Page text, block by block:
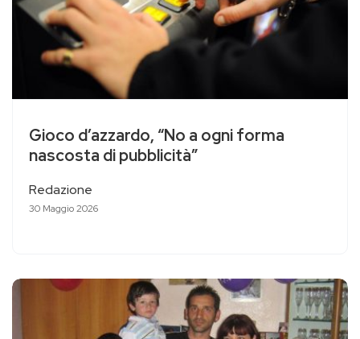
Gioco d’azzardo, “No a ogni forma
nascosta di pubblicità”
Redazione
30 Maggio 2026